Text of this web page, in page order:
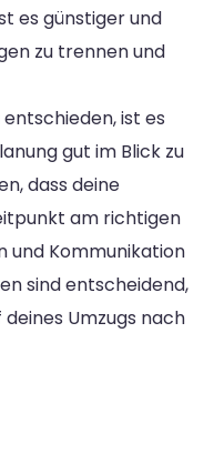
es günstiger und
zu trennen und
ist es
gut im Blick zu
dass deine
am richtigen
und Kommunikation
sind entscheidend,
Umzugs nach